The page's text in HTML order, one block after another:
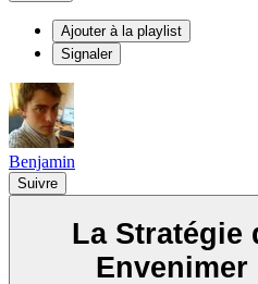
Ajouter à la playlist
Signaler
Benjamin
Suivre
La Stratégie